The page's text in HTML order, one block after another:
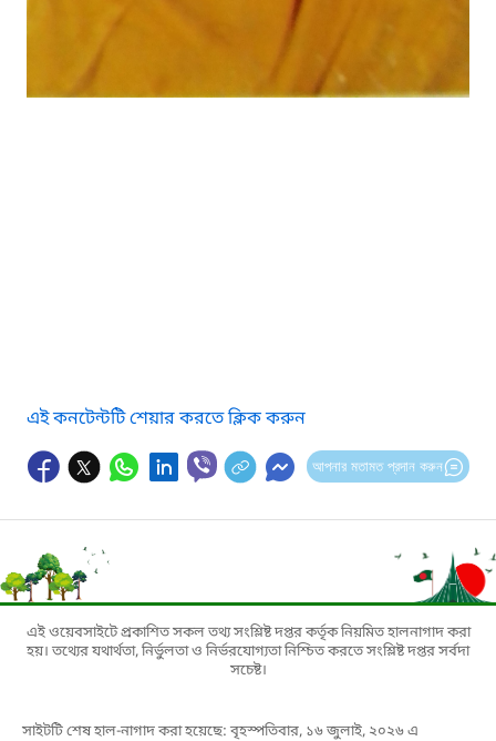
এই কনটেন্টটি শেয়ার করতে ক্লিক করুন
আপনার মতামত প্রদান করুন
এই ওয়েবসাইটে প্রকাশিত সকল তথ্য সংশ্লিষ্ট দপ্তর কর্তৃক নিয়মিত হালনাগাদ করা
হয়। তথ্যের যথার্থতা, নির্ভুলতা ও নির্ভরযোগ্যতা নিশ্চিত করতে সংশ্লিষ্ট দপ্তর সর্বদা
সচেষ্ট।
সাইটটি শেষ হাল-নাগাদ করা হয়েছে: বৃহস্পতিবার, ১৬ জুলাই, ২০২৬ এ